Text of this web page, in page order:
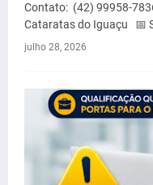
Contato: (42) 99958-
Cataratas do Iguaçu 📅
julho 28, 2026